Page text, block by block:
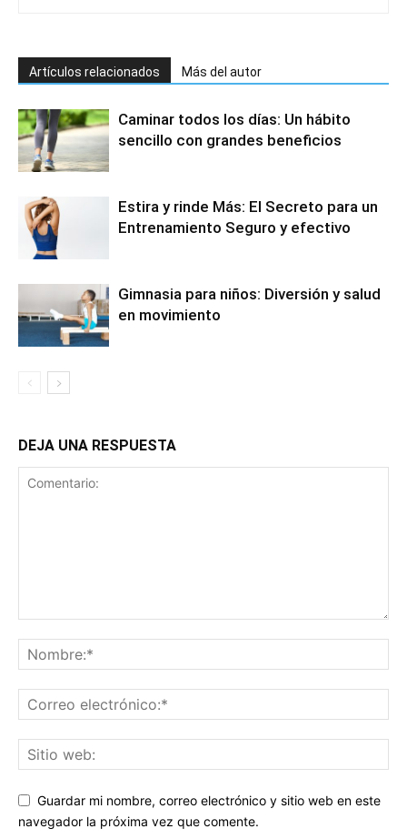
Artículos relacionados Más del autor
Caminar todos los días: Un hábito
sencillo con grandes beneficios
Estira y rinde Más: El Secreto para un
Entrenamiento Seguro y efectivo
Gimnasia para niños: Diversión y salud
en movimiento
DEJA UNA RESPUESTA
Guardar mi nombre, correo electrónico y sitio web en este
navegador la próxima vez que comente.